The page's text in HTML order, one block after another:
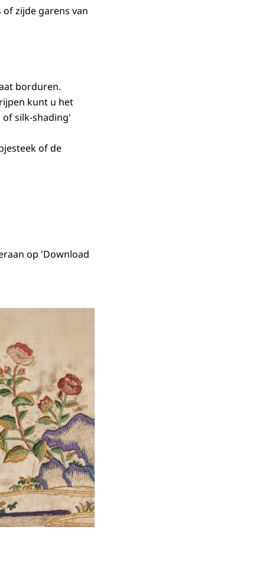
zijde garens van
borduren.
kunt u het
silk-shading'
of de
op 'Download
vergrote weergave Open de galerij in vergrote weergave